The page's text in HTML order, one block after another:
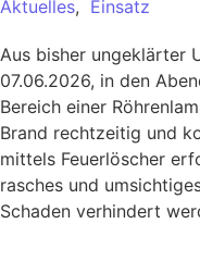
Aktuelles, Einsatz
Aus bisher ungeklärter
07.06.2026, in den
Bereich einer
Brand rechtzeitig und
mittels Feuerlöscher
rasches und
Schaden verhindert